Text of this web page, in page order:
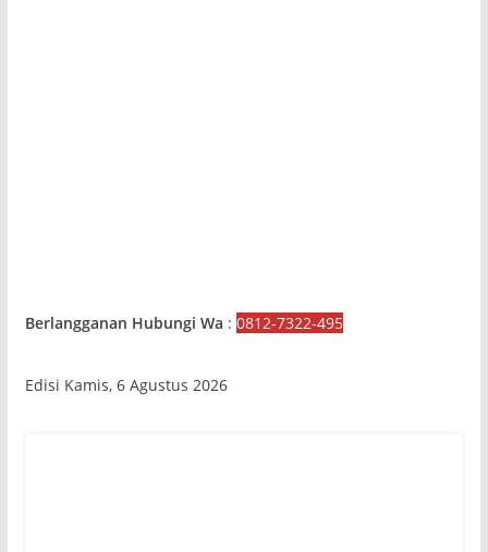
Berlangganan Hubungi Wa : 0812-7322-495
Edisi Kamis, 6 Agustus 2026